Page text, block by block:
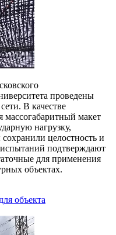
проведены
В качестве
массогабаритный макет
нагрузку,
целостность и
подтверждают
для применения
объектах.
объекта